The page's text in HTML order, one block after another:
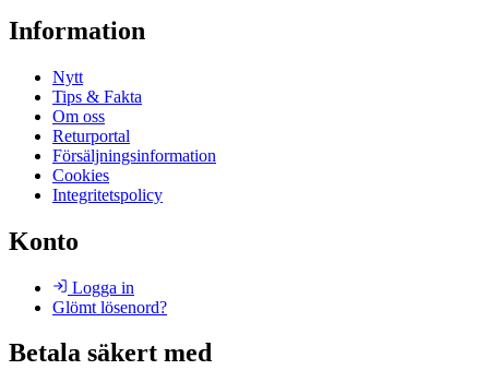
Information
Nytt
Tips & Fakta
Om oss
Returportal
Försäljningsinformation
Cookies
Integritetspolicy
Konto
Logga in
Glömt lösenord?
Betala säkert med